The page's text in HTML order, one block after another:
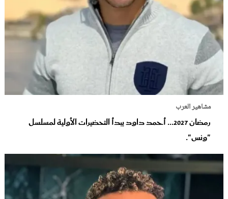
مشاهير العرب
رمضان 2027... أحمد داود يبدأ التحضيرات الأولية لمسلسل
"ونس".